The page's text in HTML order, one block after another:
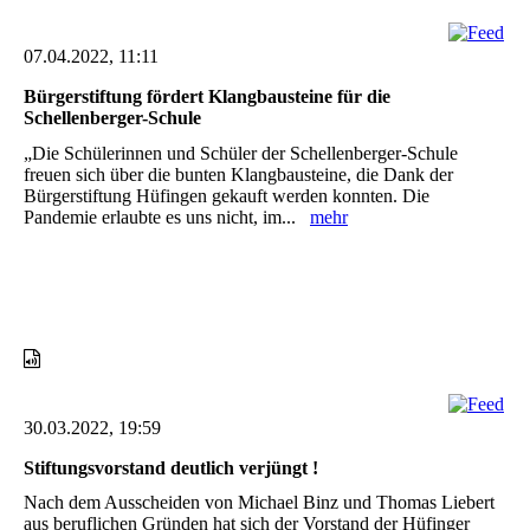
07.04.2022, 11:11
Bürgerstiftung fördert Klangbausteine für die
Schellenberger-Schule
„Die Schülerinnen und Schüler der Schellenberger-Schule
freuen sich über die bunten Klangbausteine, die Dank der
Bürgerstiftung Hüfingen gekauft werden konnten. Die
Pandemie erlaubte es uns nicht, im... mehr
30.03.2022, 19:59
Stiftungsvorstand deutlich verjüngt !
Nach dem Ausscheiden von Michael Binz und Thomas Liebert
aus beruflichen Gründen hat sich der Vorstand der Hüfinger